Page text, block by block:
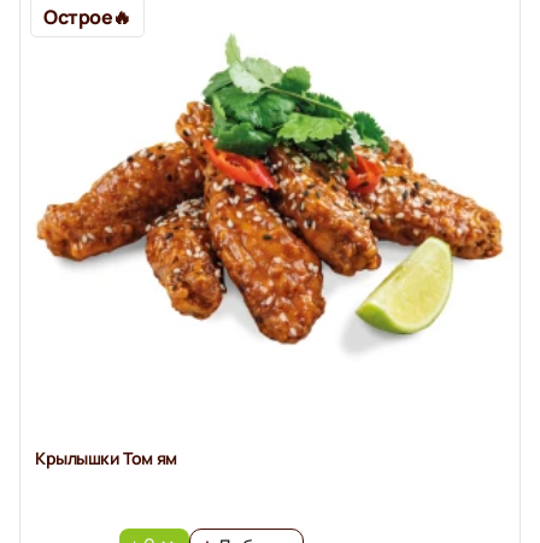
Острое🔥️
Крылышки Том ям